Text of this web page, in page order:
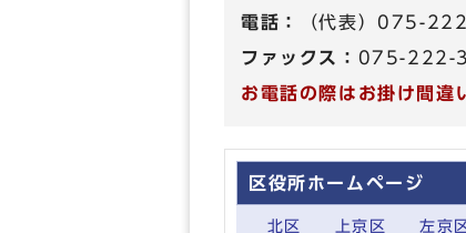
電話：
（代表）075-
ファックス： 075-222-
お電話の際はお掛け間違
区役所ホームページ
北区 上京区 左京